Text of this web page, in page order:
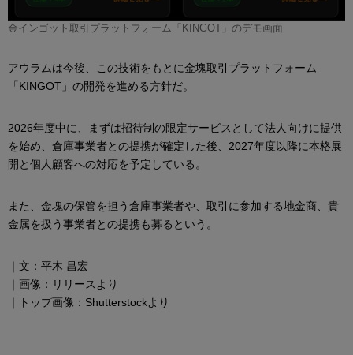
金インゴット取引プラットフォーム「KINGOT」のデモ画面
アウラムは今後、この技術をもとに金塊取引プラットフォーム
「KINGOT」の開発を進める方針だ。
2026年度中に、まずは招待制の限定サービスとして法人向けに提供
を始め、倉庫事業者との提携が確定した後、2027年度以降に本格展
開と個人顧客への対応を予定している。
また、金塊の保管を担う倉庫事業者や、取引に参加する地金商、貴
金属を扱う事業者との提携も募るという。
｜文：平木 昌宏
｜画像：リリースより
｜トップ画像：Shutterstockより